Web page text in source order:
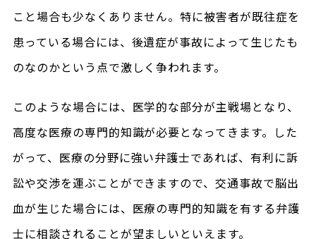
こと場合も少なくありません。特に被害者が既往症を
患っている場合には、後遺症が事故によって生じたも
のなのかという点で激しく争われます。
このような場合には、医学的な部分が主戦場となり、
高度な医療の専門的知識が必要となってきます。した
がって、医療の分野に強い弁護士であれば、有利に訴
訟や交渉を運ぶことができますので、交通事故で脳出
血が生じた場合には、医療の専門的知識を有する弁護
士に相談されることが望ましいといえます。